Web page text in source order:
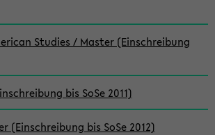
Studies / Master (Einschreibung
bis SoSe 2011)
(Einschreibung bis SoSe 2012)